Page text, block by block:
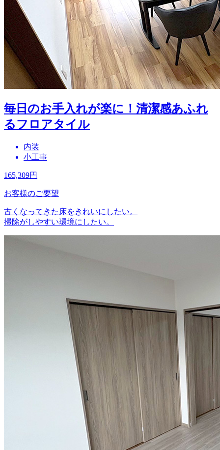
毎日のお手入れが楽に！清潔感あふれ
るフロアタイル
内装
小工事
165,309円
お客様のご要望
古くなってきた床をきれいにしたい。
掃除がしやすい環境にしたい。